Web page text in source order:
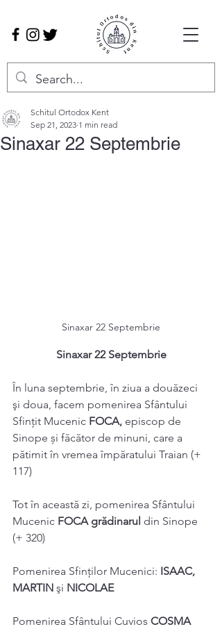
Sinaxar 22 Septembrie
Schitul Ortodox Kent
Sep 21, 2023 1 min read
Sinaxar 22 Septembrie
Sinaxar 22 Septembrie
În luna septembrie, în ziua a douăzeci
şi doua, facem pomenirea Sfântului
Sfințit Mucenic FOCA, episcop de
Sinope și făcător de minuni, care a
pătimit în vremea împăratului Traian (+
117)
Tot în această zi, pomenirea Sfântului
Mucenic FOCA grădinarul din Sinope
(+ 320)
Pomenirea Sfinţilor Mucenici: ISAAC,
MARTIN şi NICOLAE
Pomenirea Sfântului Cuvios COSMA